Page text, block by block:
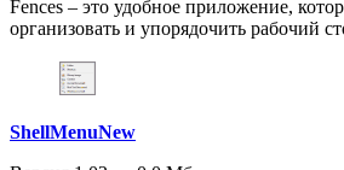
Fences – это удобное приложение,
организовать и упорядочить рабочий
ShellMenuNew